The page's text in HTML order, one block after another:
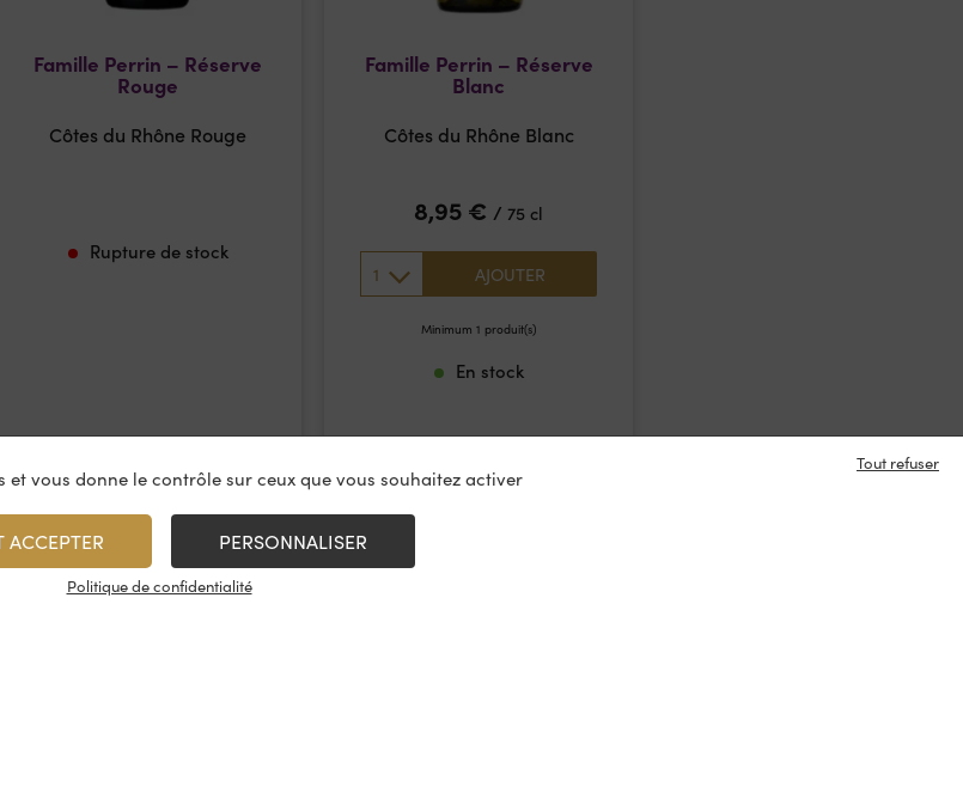
Famille Perrin – Réserve
Rouge
Côtes du Rhône Rouge
Rupture de stock
Famille Perrin – Réserve
Blanc
Côtes du Rhône Blanc
8,95 € / 75 cl
1 AJOUTER
Minimum 1 produit(s)
En stock
et vous donne le contrôle sur ceux que vous souhaitez activer
ACCEPTER
Tout refuser
PERSONNALISER
Politique de confidentialité